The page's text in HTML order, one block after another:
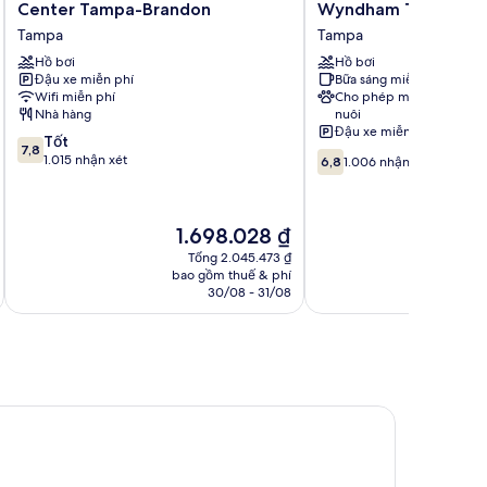
Conference
Center
Tampa-
Brandon
Tampa
Center Tampa-Brandon
Tampa
Hồ bơi
Đậu xe miễn phí
Wifi miễn phí
Nhà hàng
7.8
trên
7,8 Tốt
1.015 nhận xét
Giá
hiện
tại
1.698.028 ₫
1.698.028 ₫
Tổng 2.045.473 ₫
bao gồm thuế & phí
30/08 - 31/08
Inn
&
Suites
by
Wyndham
Tampa
Brandon
West
Tampa
Wyndham Tampa
Tampa
Hồ bơi
Bữa sáng miễn phí
Cho phép mang vật
nuôi
Đậu xe miễn phí
6.8
trên
6,8 1.006 nhận xét